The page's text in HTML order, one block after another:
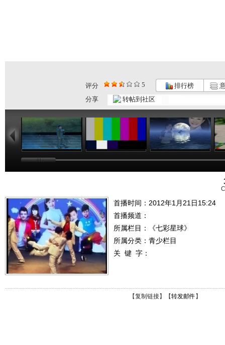
评分 5 排行榜
分享
转帖到社区
05:51
《七彩星球...
29:31
青青姐姐诗...
00:58
首播时间：2012年1月21日15:24
首播频道：
所属栏目：
《七彩星球》
所属分类：青少栏目
关 键 字：
【复制链接】【转发邮件 】